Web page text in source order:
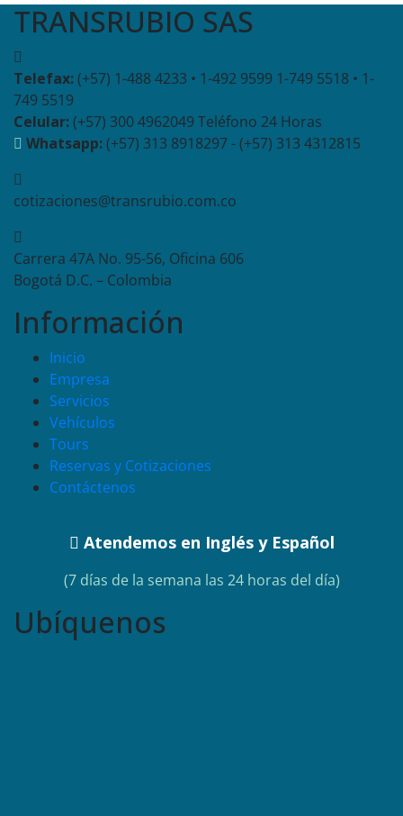
TRANSRUBIO SAS
Telefax:(+57) 1-488 4233 • 1-492 9599 1-749 5518 • 1-
749 5519
Celular:(+57) 300 4962049 Teléfono 24 Horas
Whatsapp:(+57) 313 8918297 - (+57) 313 4312815
cotizaciones@transrubio.com.co
Carrera 47A No. 95-56, Oficina 606
Bogotá D.C. – Colombia
Información
Inicio
Empresa
Servicios
Vehículos
Tours
Reservas y Cotizaciones
Contáctenos
Atendemos en Inglés y Español
(7 días de la semana las 24 horas del día)
Ubíquenos